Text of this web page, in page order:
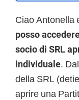
Ciao Antonella
posso
socio di SRL
individuale.
della SRL
aprire una